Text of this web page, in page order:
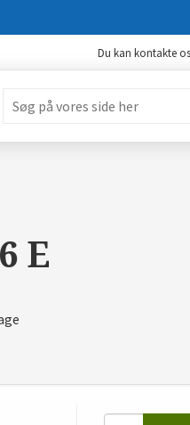
Du kan kontakte
E